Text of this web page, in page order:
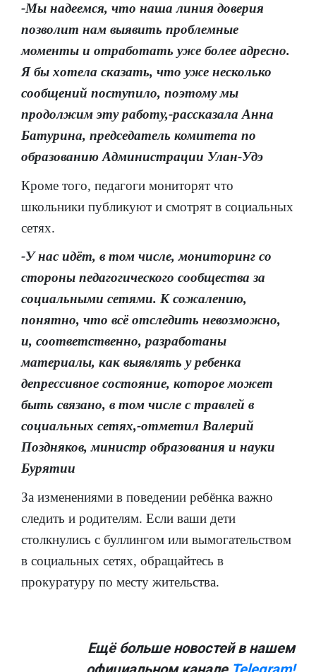
-Мы надеемся, что наша линия доверия
позволит нам выявить проблемные
моменты и отработать уже более адресно.
Я бы хотела сказать, что уже несколько
сообщений поступило, поэтому мы
продолжим эту работу,-рассказала Анна
Батурина, председатель комитета по
образованию Администрации Улан-Удэ
Кроме того, педагоги мониторят что
школьники публикуют и смотрят в социальных
сетях.
-У нас идёт, в том числе, мониторинг со
стороны педагогического сообщества за
социальными сетями. К сожалению,
понятно, что всё отследить невозможно,
и, соответственно, разработаны
материалы, как выявлять у ребенка
депрессивное состояние, которое может
быть связано, в том числе с травлей в
социальных сетях,-отметил Валерий
Поздняков, министр образования и науки
Бурятии
За изменениями в поведении ребёнка важно
следить и родителям. Если ваши дети
столкнулись с буллингом или вымогательством
в социальных сетях, обращайтесь в
прокуратуру по месту жительства.
Ещё больше новостей в нашем